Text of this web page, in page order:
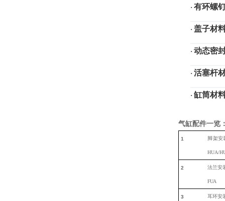
· 有环螺
· 盖子材
· 动态密
· 活塞杆
· 缸筒材
气缸配件一览
1 脚架安
HUA/
2 法兰安
FUA
3 耳环安